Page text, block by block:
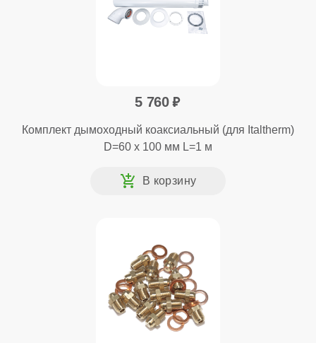
5 760
Комплект дымоходный коаксиальный (для Italtherm)
D=60 x 100 мм L=1 м